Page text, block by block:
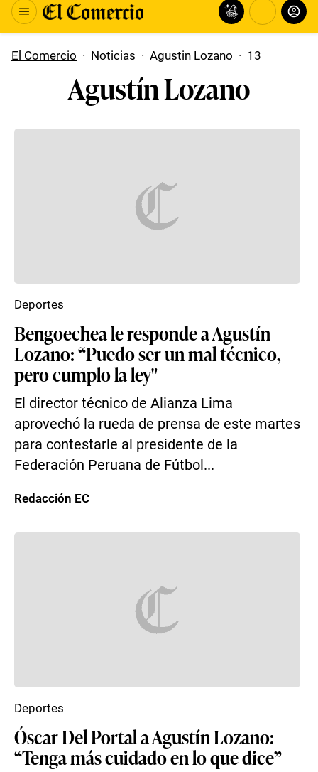
El Comercio · Noticias · Agustin Lozano · 13
Agustín Lozano
Bengoechea le responde a Agustín
Lozano: “Puedo ser un mal técnico,
pero cumplo la ley"
El director técnico de Alianza Lima
aprovechó la rueda de prensa de este martes
para contestarle al presidente de la
Federación Peruana de Fútbol...
Deportes
Redacción EC
Óscar Del Portal a Agustín Lozano:
“Tenga más cuidado en lo que dice”
Deportes